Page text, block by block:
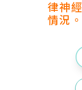
律神
情況。